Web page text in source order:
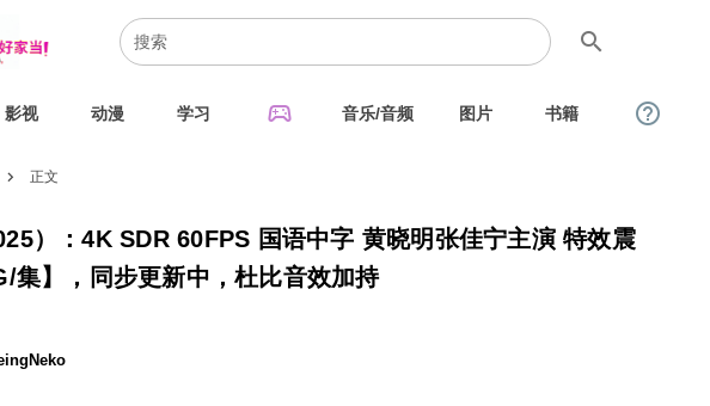
search
影视 动漫 学习 sports_esports 音乐/音频 图片 书籍 help_outline
chevron_right 正文
）：4K SDR 60FPS 国语中字 黄晓明张佳宁主演 特效震
集】，同步更新中，杜比音效加持